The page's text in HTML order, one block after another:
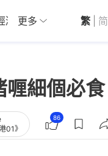
濟 01深圳 觀點
更多 繁 简
細個必食
01》
86